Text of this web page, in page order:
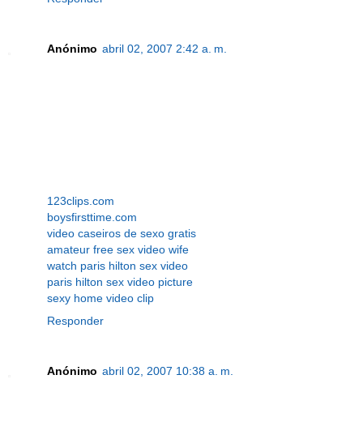
Anónimo abril 02, 2007 2:42 a. m.
123clips.com
boysfirsttime.com
video caseiros de sexo gratis
amateur free sex video wife
watch paris hilton sex video
paris hilton sex video picture
sexy home video clip
Responder
Anónimo abril 02, 2007 10:38 a. m.